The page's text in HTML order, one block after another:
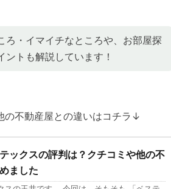
ろ・イマイチなところや、お部屋探
トも解説しています！
の不動産屋との違いはコチラ↓
ックスの評判は？クチコミや他の不
ました